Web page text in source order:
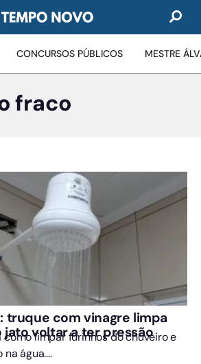
CONCURSOS PÚBLICOS MESTRE
fraco
truque com vinagre limpa
jato voltar a ter pressão
como limpar furinhos do chuveiro e
água....